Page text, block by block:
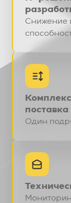
Снижение
Один